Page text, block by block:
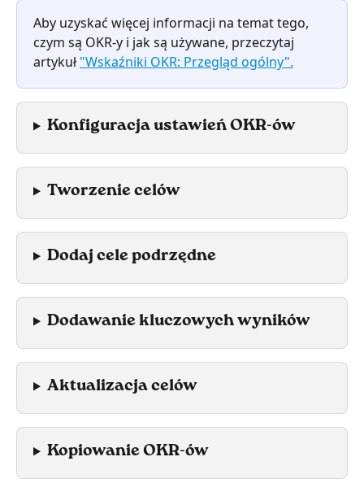
Aby uzyskać więcej informacji na temat tego,
czym są OKR-y i jak są używane, przeczytaj
artykuł "Wskaźniki OKR: Przegląd ogólny".
Konfiguracja ustawień OKR-ów
Tworzenie celów
Dodaj cele podrzędne
Dodawanie kluczowych wyników
Aktualizacja celów
Kopiowanie OKR-ów